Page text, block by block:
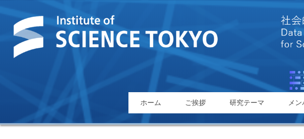
ホーム ご挨拶 研究テーマ メ